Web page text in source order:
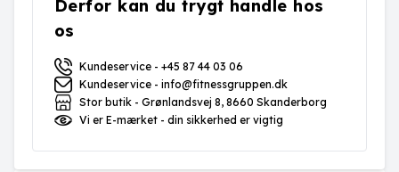
Derfor kan du trygt handle hos
os
Kundeservice - +45 87 44 03 06
Kundeservice - info@fitnessgruppen.dk
Stor butik - Grønlandsvej 8, 8660 Skanderborg
Vi er E-mærket - din sikkerhed er vigtig